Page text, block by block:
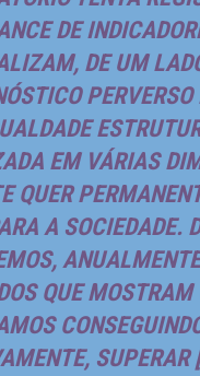
DE
DE UM
PERVERSO
EM VÁRIAS
QUER
A SOCIEDADE.
QUE MOSTRAM
SUPERAR